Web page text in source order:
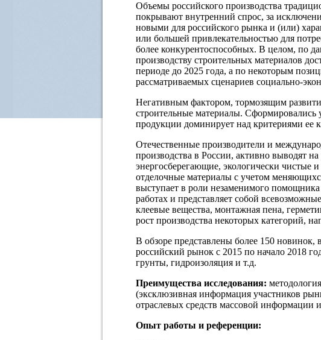
Объемы российского производства
покрывают внутренний спрос, за
новыми для российского рынка и (или)
или большей привлекательностью для
более конкурентоспособных. В целом, по
производству строительных материалов
периоде до 2025 года, а по некоторым
рассматриваемых сценариев социально-
Негативным фактором, тормозящим
строительные материалы. Сформировались
продукции доминирует над критериями ее
Отечественные производители и
производства в России, активно выводят
энергосберегающие, экологически чистые
отделочные материалы с учетом
выступает в роли незаменимого
работах и представляет собой
клеевые вещества, монтажная пена,
рост производства некоторых категорий,
В обзоре представлены более 150
российский рынок с 2015 по начало 2018
грунты, гидроизоляция и т.д.
Преимущества исследования:
(эксклюзивная информация участников
отраслевых средств массовой информации
Опыт работы и референции: